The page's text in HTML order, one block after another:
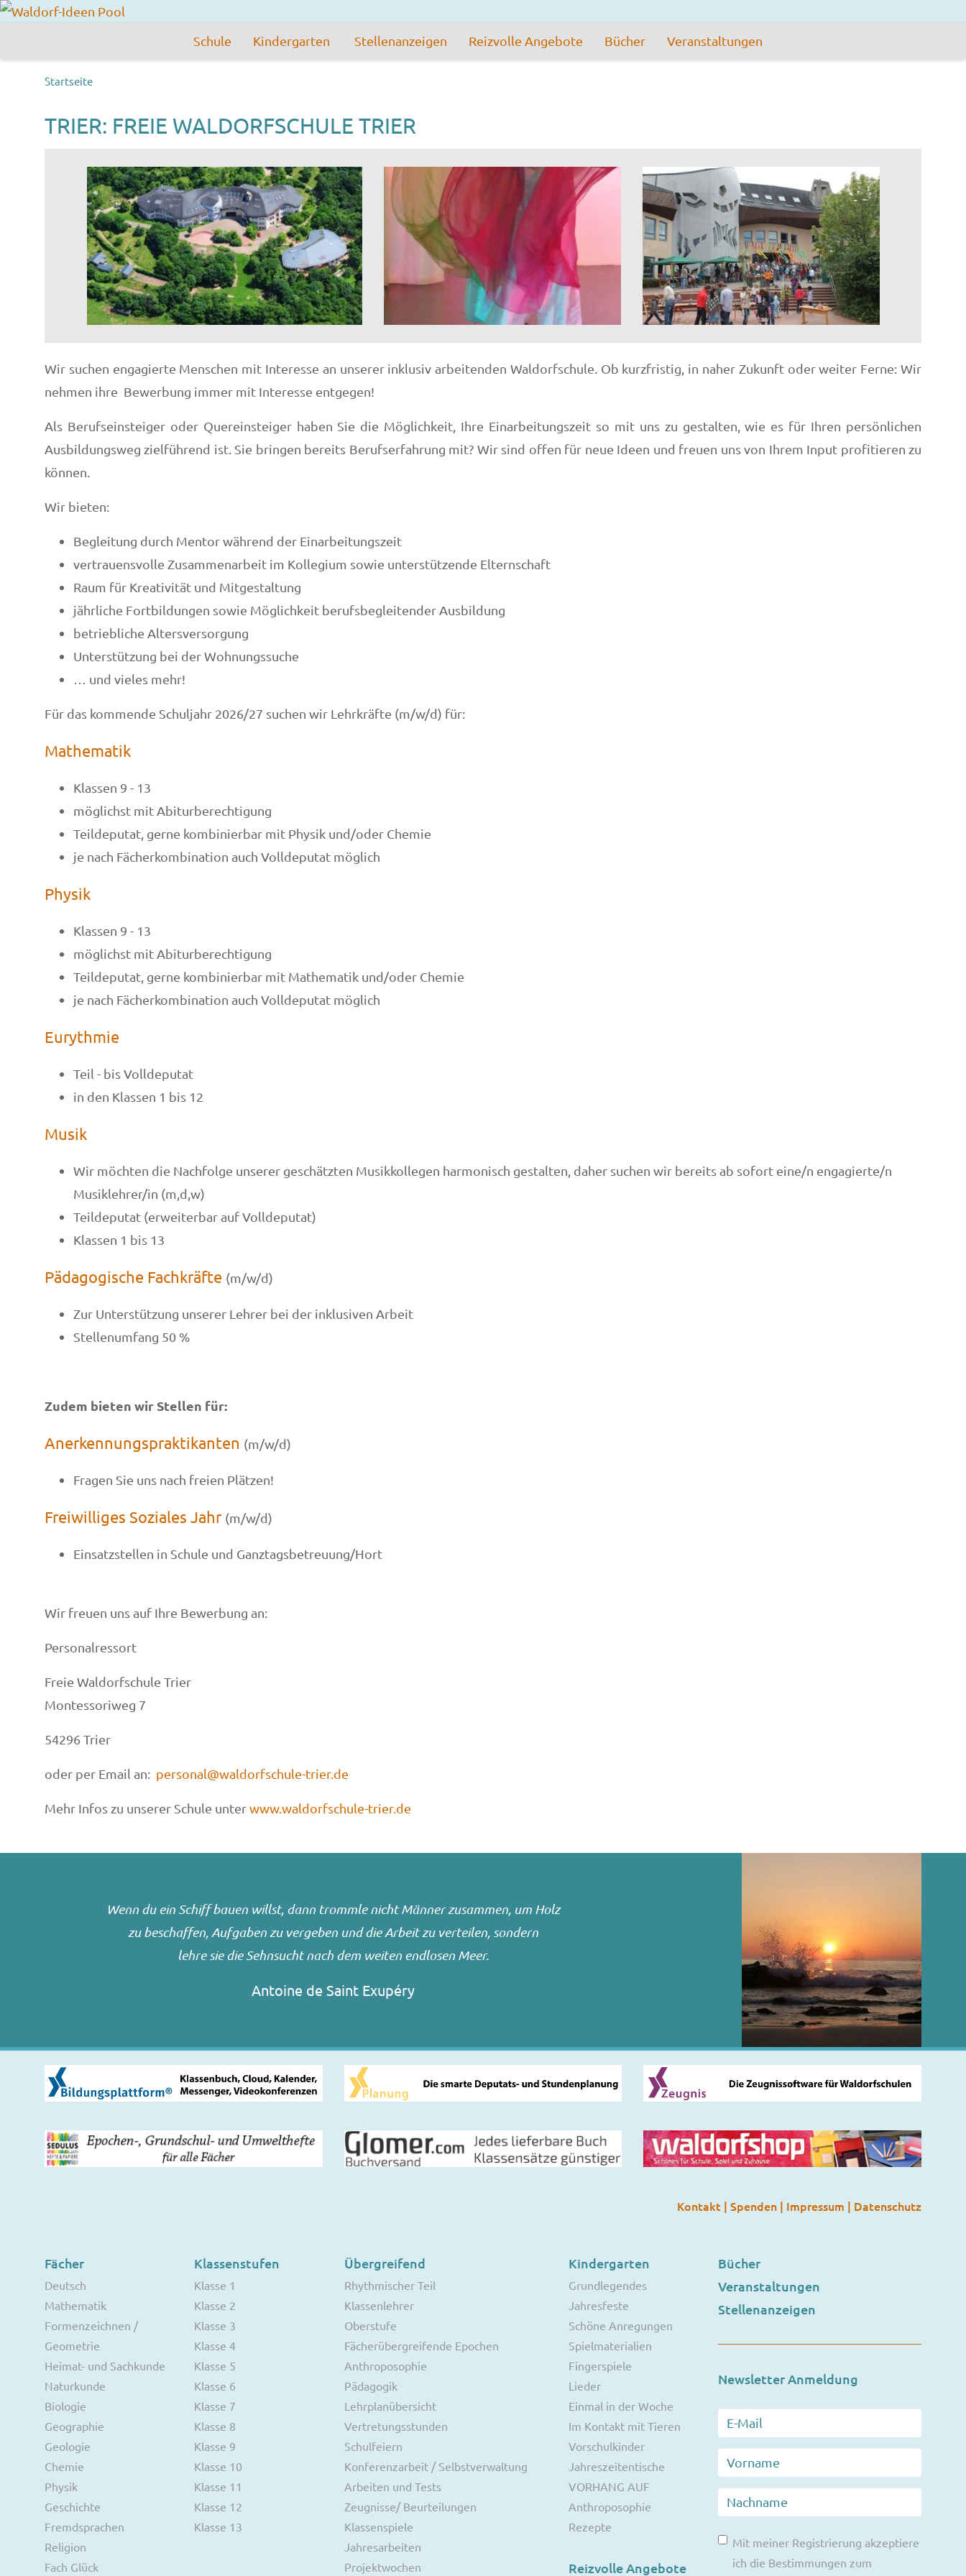
Schule Kindergarten Stellenanzeigen Reizvolle Angebote Bücher Veranstaltungen
Startseite
TRIER: FREIE WALDORFSCHULE TRIER
Wir suchen engagierte Menschen mit Interesse an unserer inklusiv arbeitenden Waldorfschule. Ob kurzfristig, in naher Zukunft oder weiter Ferne: Wir
nehmen ihre Bewerbung immer mit Interesse entgegen!
Als Berufseinsteiger oder Quereinsteiger haben Sie die Möglichkeit, Ihre Einarbeitungszeit so mit uns zu gestalten, wie es für Ihren persönlichen
Ausbildungsweg zielführend ist. Sie bringen bereits Berufserfahrung mit? Wir sind offen für neue Ideen und freuen uns von Ihrem Input profitieren zu
können.
Wir bieten:
Begleitung durch Mentor während der Einarbeitungszeit
vertrauensvolle Zusammenarbeit im Kollegium sowie unterstützende Elternschaft
Raum für Kreativität und Mitgestaltung
jährliche Fortbildungen sowie Möglichkeit berufsbegleitender Ausbildung
betriebliche Altersversorgung
Unterstützung bei der Wohnungssuche
… und vieles mehr!
Für das kommende Schuljahr 2026/27 suchen wir Lehrkräfte (m/w/d) für:
Mathematik
Klassen 9 - 13
möglichst mit Abiturberechtigung
Teildeputat, gerne kombinierbar mit Physik und/oder Chemie
je nach Fächerkombination auch Volldeputat möglich
Physik
Klassen 9 - 13
möglichst mit Abiturberechtigung
Teildeputat, gerne kombinierbar mit Mathematik und/oder Chemie
je nach Fächerkombination auch Volldeputat möglich
Eurythmie
Teil - bis Volldeputat
in den Klassen 1 bis 12
Musik
Wir möchten die Nachfolge unserer geschätzten Musikkollegen harmonisch gestalten, daher suchen wir bereits ab sofort eine/n engagierte/n
Musiklehrer/in (m,d,w)
Teildeputat (erweiterbar auf Volldeputat)
Klassen 1 bis 13
Pädagogische Fachkräfte (m/w/d)
Zur Unterstützung unserer Lehrer bei der inklusiven Arbeit
Stellenumfang 50 %
Zudem bieten wir Stellen für:
Anerkennungspraktikanten (m/w/d)
Fragen Sie uns nach freien Plätzen!
Freiwilliges Soziales Jahr (m/w/d)
Einsatzstellen in Schule und Ganztagsbetreuung/Hort
Wir freuen uns auf Ihre Bewerbung an:
Personalressort
Freie Waldorfschule Trier
Montessoriweg 7
54296 Trier
oder per Email an: personal@waldorfschule-trier.de
Mehr Infos zu unserer Schule unterwww.waldorfschule-trier.de
Wenn du ein Schiff bauen willst, dann trommle nicht Männer zusammen, um Holz
zu beschaffen, Aufgaben zu vergeben und die Arbeit zu verteilen, sondern
lehre sie die Sehnsucht nach dem weiten endlosen Meer.
Antoine de Saint Exupéry
Kontakt | Spenden | Impressum | Datenschutz
Fächer
Deutsch
Mathematik
Formenzeichnen /
Geometrie
Heimat- und Sachkunde
Naturkunde
Biologie
Geographie
Geologie
Chemie
Physik
Geschichte
Fremdsprachen
Religion
Fach Glück
Klassenstufen
Klasse 1
Klasse 2
Klasse 3
Klasse 4
Klasse 5
Klasse 6
Klasse 7
Klasse 8
Klasse 9
Klasse 10
Klasse 11
Klasse 12
Klasse 13
Übergreifend
Rhythmischer Teil
Klassenlehrer
Oberstufe
Fächerübergreifende Epochen
Anthroposophie
Pädagogik
Lehrplanübersicht
Vertretungsstunden
Schulfeiern
Konferenzarbeit / Selbstverwaltung
Arbeiten und Tests
Zeugnisse/ Beurteilungen
Klassenspiele
Jahresarbeiten
Projektwochen
Kindergarten
Grundlegendes
Jahresfeste
Schöne Anregungen
Spielmaterialien
Fingerspiele
Lieder
Einmal in der Woche
Im Kontakt mit Tieren
Vorschulkinder
Jahreszeitentische
VORHANG AUF
Anthroposophie
Rezepte
Reizvolle Angebote
Bücher
Veranstaltungen
Stellenanzeigen
Newsletter Anmeldung
Mit meiner Registrierung akzeptiere
ich die Bestimmungen zum